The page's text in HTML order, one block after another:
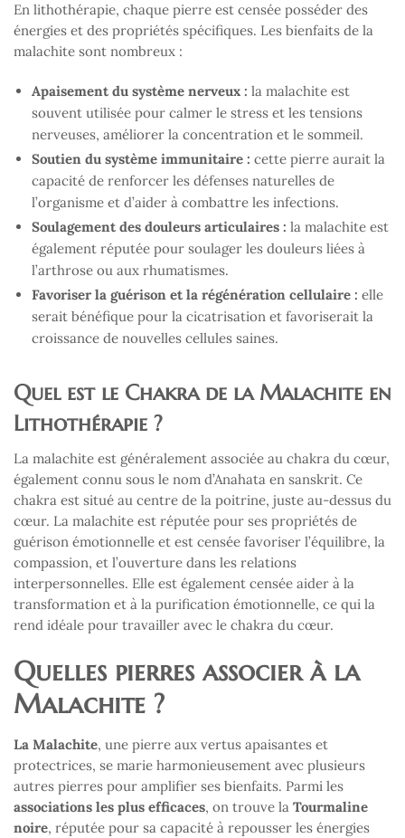
En lithothérapie, chaque pierre est censée posséder des
énergies et des propriétés spécifiques. Les bienfaits de la
malachite sont nombreux :
Apaisement du système nerveux : la malachite est
souvent utilisée pour calmer le stress et les tensions
nerveuses, améliorer la concentration et le sommeil.
Soutien du système immunitaire : cette pierre aurait la
capacité de renforcer les défenses naturelles de
l’organisme et d’aider à combattre les infections.
Soulagement des douleurs articulaires : la malachite est
également réputée pour soulager les douleurs liées à
l’arthrose ou aux rhumatismes.
Favoriser la guérison et la régénération cellulaire : elle
serait bénéfique pour la cicatrisation et favoriserait la
croissance de nouvelles cellules saines.
Quel est le Chakra de la Malachite en
Lithothérapie ?
La malachite est généralement associée au chakra du cœur,
également connu sous le nom d’Anahata en sanskrit. Ce
chakra est situé au centre de la poitrine, juste au-dessus du
cœur. La malachite est réputée pour ses propriétés de
guérison émotionnelle et est censée favoriser l’équilibre, la
compassion, et l’ouverture dans les relations
interpersonnelles. Elle est également censée aider à la
transformation et à la purification émotionnelle, ce qui la
rend idéale pour travailler avec le chakra du cœur.
Quelles pierres associer à la
Malachite ?
La Malachite, une pierre aux vertus apaisantes et
protectrices, se marie harmonieusement avec plusieurs
autres pierres pour amplifier ses bienfaits. Parmi les
associations les plus efficaces, on trouve la Tourmaline
noire, réputée pour sa capacité à repousser les énergies